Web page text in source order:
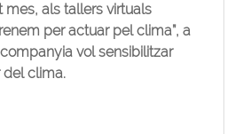
mes, als tallers virtuals
per actuar pel clima”, a
vol sensibilitzar
del clima.